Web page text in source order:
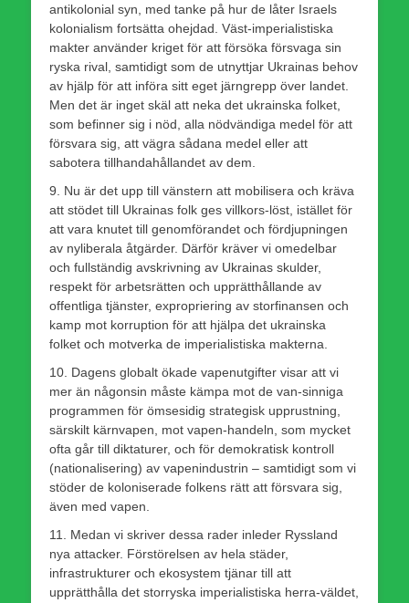
antikolonial syn, med tanke på hur de låter Israels
kolonialism fortsätta ohejdad. Väst-imperialistiska
makter använder kriget för att försöka försvaga sin
ryska rival, samtidigt som de utnyttjar Ukrainas behov
av hjälp för att införa sitt eget järngrepp över landet.
Men det är inget skäl att neka det ukrainska folket,
som befinner sig i nöd, alla nödvändiga medel för att
försvara sig, att vägra sådana medel eller att
sabotera tillhandahållandet av dem.
9. Nu är det upp till vänstern att mobilisera och kräva
att stödet till Ukrainas folk ges villkors-löst, istället för
att vara knutet till genomförandet och fördjupningen
av nyliberala åtgärder. Därför kräver vi omedelbar
och fullständig avskrivning av Ukrainas skulder,
respekt för arbetsrätten och upprätthållande av
offentliga tjänster, expropriering av storfinansen och
kamp mot korruption för att hjälpa det ukrainska
folket och motverka de imperialistiska makterna.
10. Dagens globalt ökade vapenutgifter visar att vi
mer än någonsin måste kämpa mot de van-sinniga
programmen för ömsesidig strategisk upprustning,
särskilt kärnvapen, mot vapen-handeln, som mycket
ofta går till diktaturer, och för demokratisk kontroll
(nationalisering) av vapenindustrin – samtidigt som vi
stöder de koloniserade folkens rätt att försvara sig,
även med vapen.
11. Medan vi skriver dessa rader inleder Ryssland
nya attacker. Förstörelsen av hela städer,
infrastrukturer och ekosystem tjänar till att
upprätthålla det storryska imperialistiska herra-väldet,